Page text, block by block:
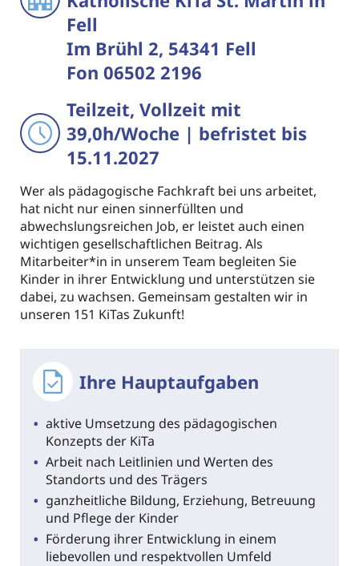
Fell
Im Brühl 2, 54341 Fell
Fon 06502 2196
Teilzeit, Vollzeit mit
39,0h/Woche | befristet bis
15.11.2027
Wer als pädagogische Fachkraft bei uns arbeitet,
hat nicht nur einen sinnerfüllten und
abwechslungsreichen Job, er leistet auch einen
wichtigen gesellschaftlichen Beitrag. Als
Mitarbeiter*in in unserem Team begleiten Sie
Kinder in ihrer Entwicklung und unterstützen sie
dabei, zu wachsen. Gemeinsam gestalten wir in
unseren 151 KiTas Zukunft!
Ihre Hauptaufgaben
aktive Umsetzung des pädagogischen
Konzepts der KiTa
Arbeit nach Leitlinien und Werten des
Standorts und des Trägers
ganzheitliche Bildung, Erziehung, Betreuung
und Pflege der Kinder
Förderung ihrer Entwicklung in einem
liebevollen und respektvollen Umfeld